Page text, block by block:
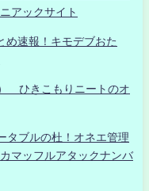
アックサイト
め速報！キモデブおた
ひきこもりニートのオ
タブルの杜！オネエ管理
マッフルアタックナンバ